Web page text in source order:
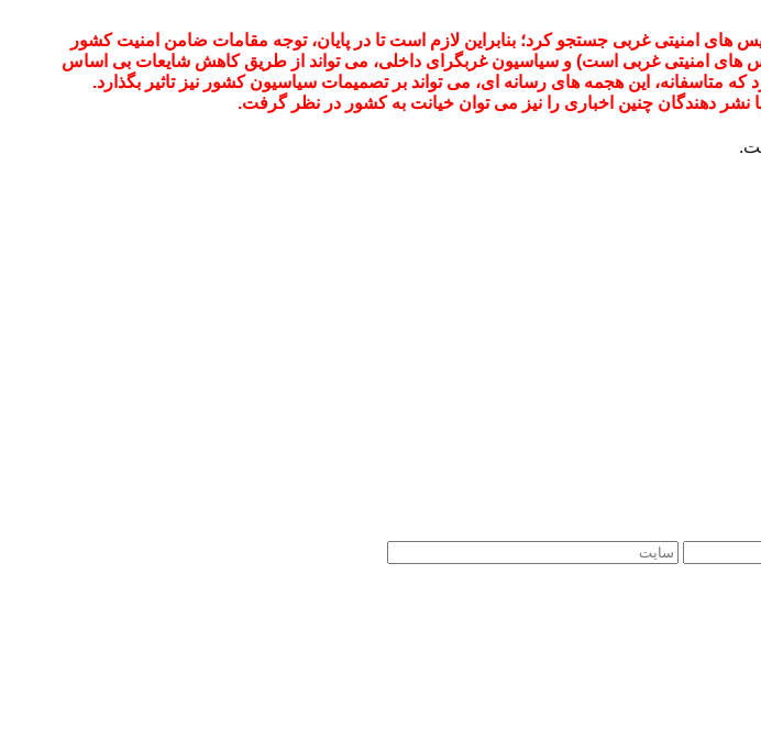
غربی جستجو کرد؛ بنابراین لازم است تا در پایان، توجه مقامات ضامن امنیت کشور
امنیتی غربی است) و سیاسیون غربگرای داخلی، می تواند از طریق کاهش شایعات بی اساس
این هجمه های رسانه ای، می تواند بر تصمیمات سیاسیون کشور نیز تاثیر بگذارد.
دهندگان چنین اخباری را نیز می توان خیانت به کشور در نظر گرفت.